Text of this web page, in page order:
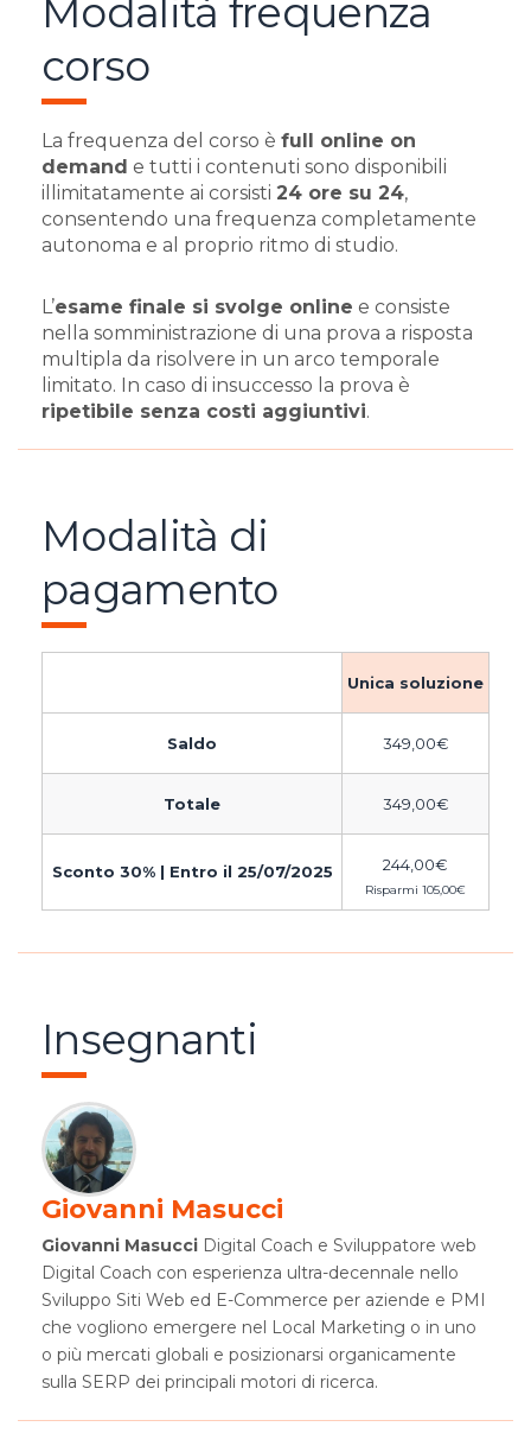
Modalità frequenza
corso
La frequenza del corso è full online on
demand e tutti i contenuti sono disponibili
illimitatamente ai corsisti 24 ore su 24,
consentendo una frequenza completamente
autonoma e al proprio ritmo di studio.
L’esame finale si svolge online e consiste
nella somministrazione di una prova a risposta
multipla da risolvere in un arco temporale
limitato. In caso di insuccesso la prova è
ripetibile senza costi aggiuntivi.
Modalità di
pagamento
Unica soluzione
Saldo 349,00€
Totale 349,00€
Sconto 30% | Entro il 25/07/2025 244,00€
Risparmi 105,00€
Insegnanti
Giovanni Masucci
Giovanni Masucci Digital Coach e Sviluppatore web
Digital Coach con esperienza ultra-decennale nello
Sviluppo Siti Web ed E-Commerce per aziende e PMI
che vogliono emergere nel Local Marketing o in uno
o più mercati globali e posizionarsi organicamente
sulla SERP dei principali motori di ricerca.